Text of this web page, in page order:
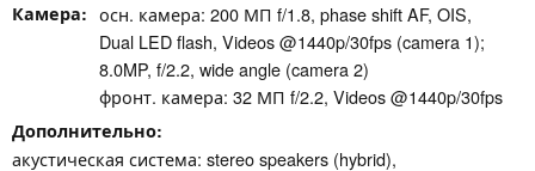
Камера
осн. камера: 200 МП f/​1.8, phase shift AF, OIS,
Dual LED flash, Videos @1440p/​30fps (camera 1);
8.0MP, f/​2.2, wide angle (camera 2)
фронт. камера: 32 МП f/​2.2, Videos @1440p/​30fps
Дополнительно
акустическая система: stereo speakers (hybrid),